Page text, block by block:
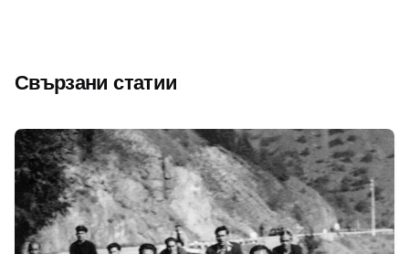
Свързани статии